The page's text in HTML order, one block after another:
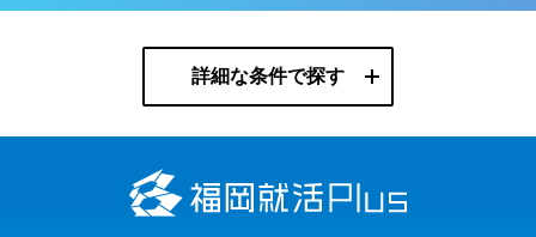
詳細な条件で探す